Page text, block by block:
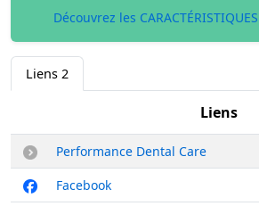
Découvrez les
Liens 2
Liens
Performance Dental Care
Facebook